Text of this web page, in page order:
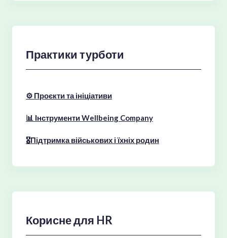
Практики турботи
⚙️ Проєкти та ініціативи
📊 Інструменти Wellbeing Company
🎖Підтримка військових і їхніх родин
Корисне для HR